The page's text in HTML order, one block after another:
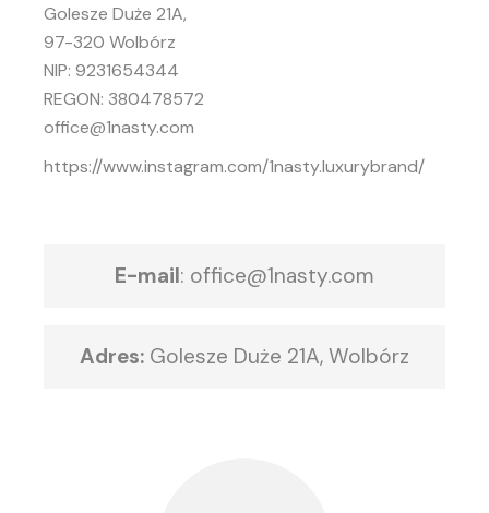
Golesze Duże 21A,
97-320 Wolbórz
NIP: 9231654344
REGON: 380478572
office@1nasty.com
https://www.instagram.com/1nasty.luxurybrand/
E-mail: office@1nasty.com
Adres:Golesze Duże 21A, Wolbórz